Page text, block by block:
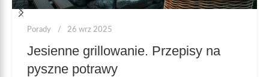
Porady 26 wrz 2025
Jesienne grillowanie. Przepisy na
pyszne potrawy